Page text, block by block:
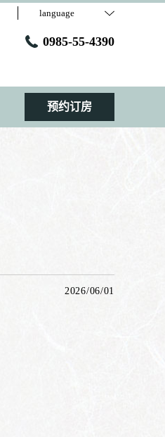
language
0985-55-4390
预约订房
2026/06/01